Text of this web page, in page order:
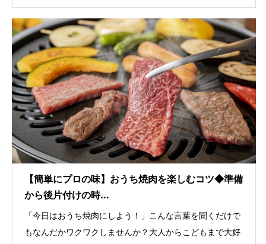
【簡単にプロの味】おうち焼肉を楽しむコツ◆準備
から後片付けの時...
「今日はおうち焼肉にしよう！」こんな言葉を聞くだけで
もなんだかワクワクしませんか？大人からこどもまで大好